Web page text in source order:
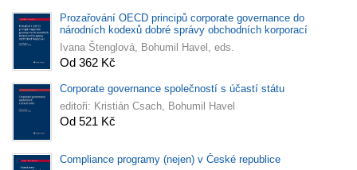
Prozařování OECD principů corporate governance do
národních kodexů dobré správy obchodních korporací
Ivana Štenglová, Bohumil Havel, eds.
Od 362 Kč
Corporate governance společností s účastí státu
editoři: Kristián Csach, Bohumil Havel
Od 521 Kč
Compliance programy (nejen) v České republice